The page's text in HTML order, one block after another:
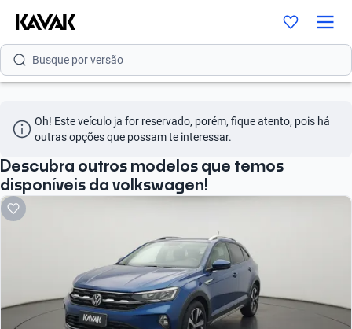
Busque por modelo
Busque por versão
Busque por marca
Busque por modelo
Busque por versão
Oh! Este veículo ja for reservado, porém, fique atento, pois há
outras opções que possam te interessar.
Descubra outros modelos que temos
disponíveis da volkswagen!